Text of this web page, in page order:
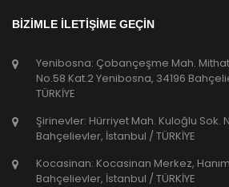
BİZİMLE İLETİŞİME GEÇİN
Yenibosna: Çobançeşme Mah.
No.58 Kat.2 Yenibosna, 34196
TÜRKİYE
Şirinevler: Hürriyet Mah. Kuloğlu Sok.
Bahçelievler, İstanbul / TÜRKİYE
Kocasinan: Kocasinan Merkez,
Bahçelievler, İstanbul / TÜRKİYE